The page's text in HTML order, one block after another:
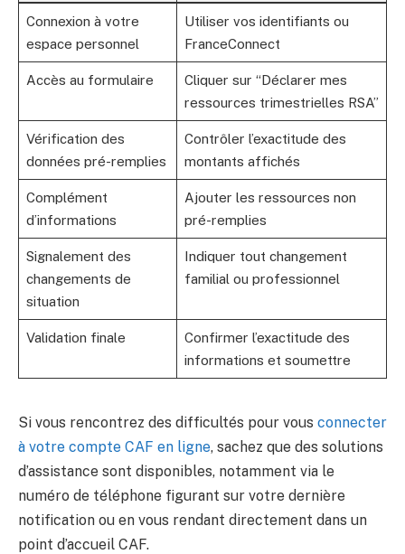
Connexion à votre
espace personnel
Utiliser vos identifiants ou
FranceConnect
Accès au formulaire
Cliquer sur “Déclarer mes
ressources trimestrielles RSA”
Vérification des
données pré-remplies
Contrôler l’exactitude des
montants affichés
Complément
d’informations
Ajouter les ressources non
pré-remplies
Signalement des
changements de
situation
Indiquer tout changement
familial ou professionnel
Validation finale
Confirmer l’exactitude des
informations et soumettre
Si vous rencontrez des difficultés pour vous connecter
à votre compte CAF en ligne, sachez que des solutions
d’assistance sont disponibles, notamment via le
numéro de téléphone figurant sur votre dernière
notification ou en vous rendant directement dans un
point d’accueil CAF.